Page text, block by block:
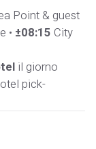
Point & guest
• ±08:15 City
il giorno
pick-